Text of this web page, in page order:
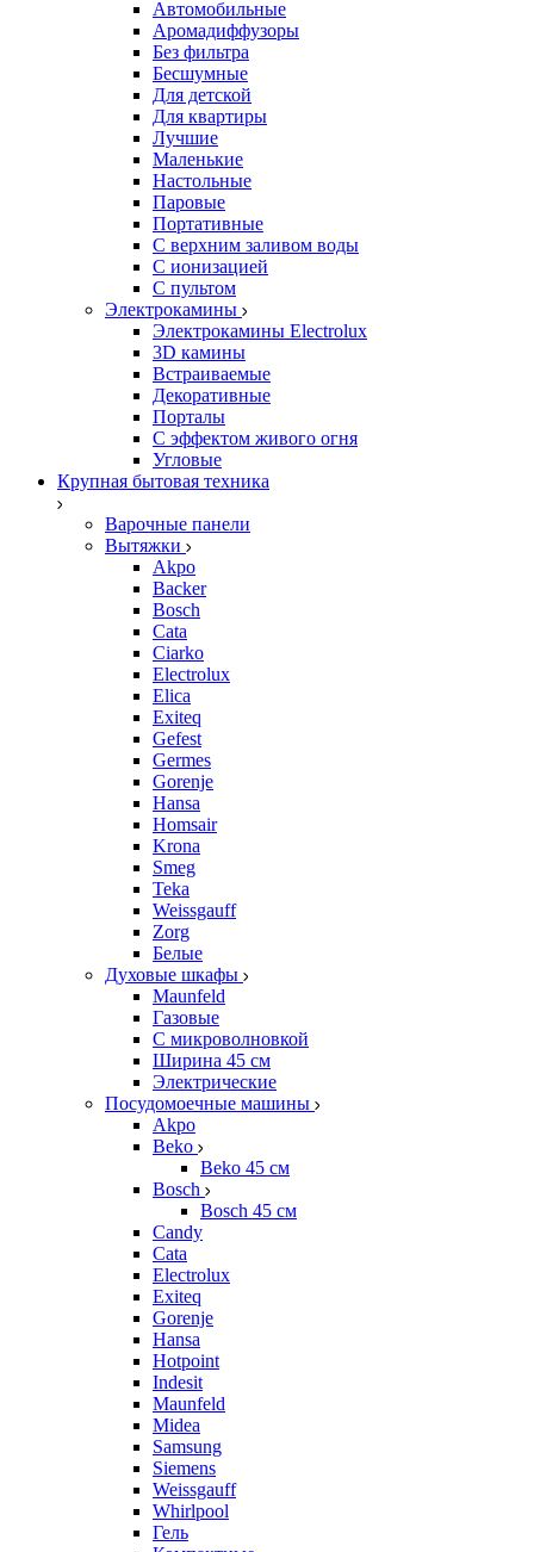
Автомобильные
Аромадиффузоры
Без фильтра
Бесшумные
Для детской
Для квартиры
Лучшие
Маленькие
Настольные
Паровые
Портативные
С верхним заливом воды
С ионизацией
С пультом
Электрокамины
Электрокамины Electrolux
3D камины
Встраиваемые
Декоративные
Порталы
С эффектом живого огня
Угловые
Крупная бытовая техника
Варочные панели
Вытяжки
Akpo
Backer
Bosch
Cata
Ciarko
Electrolux
Elica
Exiteq
Gefest
Germes
Gorenje
Hansa
Homsair
Krona
Smeg
Teka
Weissgauff
Zorg
Белые
Духовые шкафы
Maunfeld
Газовые
С микроволновкой
Ширина 45 см
Электрические
Посудомоечные машины
Akpo
Beko
Beko 45 см
Bosch
Bosch 45 см
Candy
Cata
Electrolux
Exiteq
Gorenje
Hansa
Hotpoint
Indesit
Maunfeld
Midea
Samsung
Siemens
Weissgauff
Whirlpool
Гель